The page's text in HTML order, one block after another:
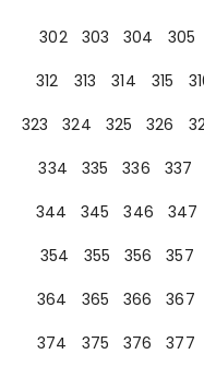
302
303 304 305
312
313 314 315
323
324 325 326
334
335 336 337
344
345 346 347
354
355 356 357
364
365 366 367
374
375 376 377